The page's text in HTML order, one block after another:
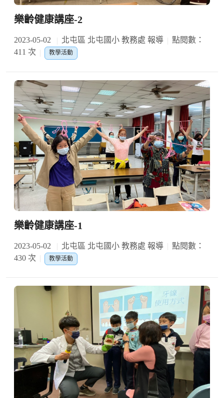
樂齡健康講座-2
2023-05-02 北屯區 北屯國小 教務處 報導
點閱數：
411 次
教學活動
樂齡健康講座-1
2023-05-02 北屯區 北屯國小 教務處 報導
點閱數：
430 次
教學活動